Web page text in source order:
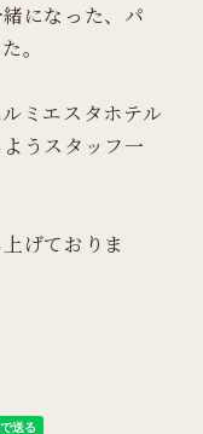
になった、パ
。
ミエスタホテル
うスタッフ一
げておりま